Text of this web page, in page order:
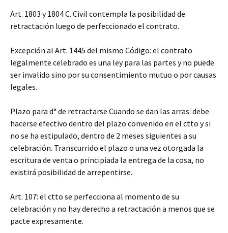
Art. 1803 y 1804 C. Civil contempla la posibilidad de
retractación luego de perfeccionado el contrato.
Excepción al Art. 1445 del mismo Código: el contrato
legalmente celebrado es una ley para las partes y no puede
ser invalido sino por su consentimiento mutuo o por causas
legales.
Plazo para d° de retractarse Cuando se dan las arras: debe
hacerse efectivo dentro del plazo convenido en el ctto y si
no se ha estipulado, dentro de 2 meses siguientes a su
celebración. Transcurrido el plazo o una vez otorgada la
escritura de venta o principiada la entrega de la cosa, no
existirá posibilidad de arrepentirse.
Art. 107: el ctto se perfecciona al momento de su
celebración y no hay derecho a retractación a menos que se
pacte expresamente.